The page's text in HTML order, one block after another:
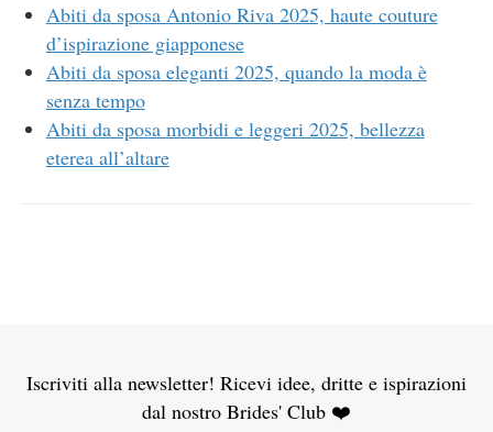
Abiti da sposa Antonio Riva 2025, haute couture
d’ispirazione giapponese
Abiti da sposa eleganti 2025, quando la moda è
senza tempo
Abiti da sposa morbidi e leggeri 2025, bellezza
eterea all’altare
Iscriviti alla newsletter! Ricevi idee, dritte e ispirazioni
dal nostro Brides' Club ❤️